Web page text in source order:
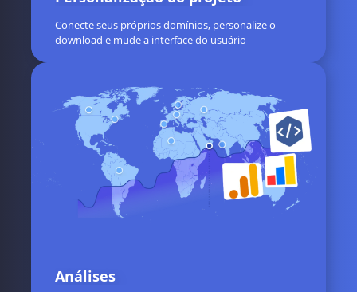
Conecte seus próprios domínios, personalize o
download e mude a interface do usuário
Análises